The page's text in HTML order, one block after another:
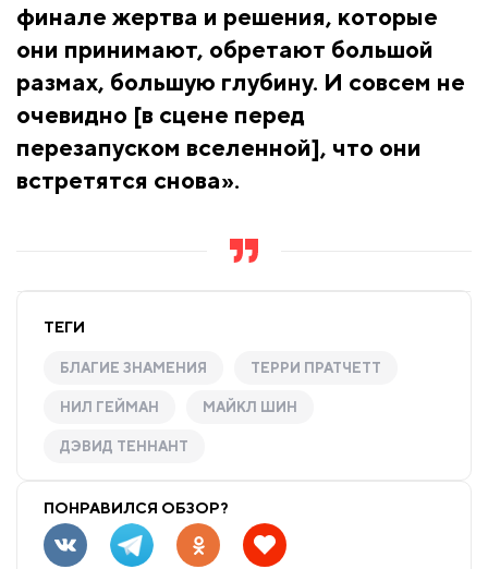
финале жертва и решения, которые
они принимают, обретают большой
размах, большую глубину. И совсем не
очевидно [в сцене перед
перезапуском вселенной], что они
встретятся снова».
ТЕГИ
БЛАГИЕ ЗНАМЕНИЯ ТЕРРИ ПРАТЧЕТТ
НИЛ ГЕЙМАН МАЙКЛ ШИН
ДЭВИД ТЕННАНТ
ПОНРАВИЛСЯ ОБЗОР?